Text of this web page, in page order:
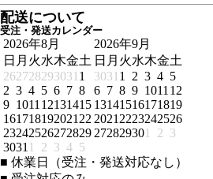
配送について
受注・発送カレンダー
2026年8月
日 月 火水木金土
262728293031 1
2 3 4 5 6 7 8
9 1011 12131415
161718192021 22
23242526272829
3031 1 2 3 4 5
2026年9月
日 月 火水木金土
3031 1 2 3 4 5
6 7 8 9 1011 12
13141516171819
2021 2223242526
272829301 2 3
■ 休業日（受注・発送対応なし）